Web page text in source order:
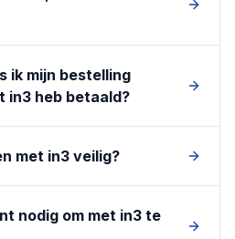
ik mijn bestelling
in3 heb betaald?
met in3 veilig?
nodig om met in3 te